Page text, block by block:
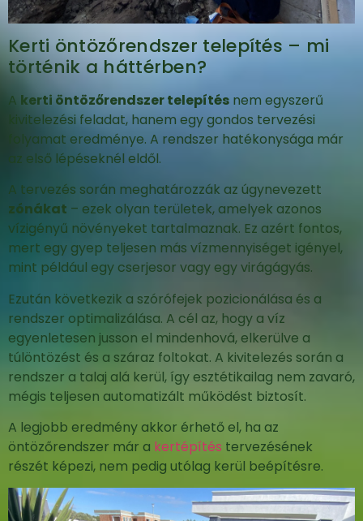
Kerti öntözőrendszer telepítés – mi
történik a háttérben?
A kerti öntözőrendszer telepítés nem egyszerű
kivitelezési feladat, hanem egy gondos tervezési
folyamat eredménye. A rendszer hatékonysága már
az első lépéseknél eldől.
A tervezés során meghatározzák az úgynevezett
zónákat – ezek olyan területek, amelyek azonos
vízigényű növényeket tartalmaznak. Ez azért fontos,
mert egy gyep teljesen más vízmennyiséget igényel,
mint például egy cserjesor vagy egy virágágyás.
Ezután következik a szórófejek pozicionálása és a
rendszer optimalizálása. A cél az, hogy a víz
egyenletesen jusson el mindenhová, elkerülve a
túlöntözést és a száraz foltokat. A kivitelezés során a
rendszer a talaj alá kerül, így esztétikailag nem zavaró,
mégis teljesen automatizált működést biztosít.
A legjobb eredmény akkor érhető el, ha az
öntözőrendszer már a kertépítés tervezésének
részét képezi, nem pedig utólag kerül beépítésre.